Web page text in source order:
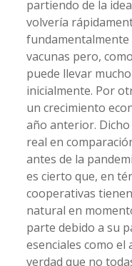
partiendo de la
volvería
fundamentalmente
vacunas pero,
puede llevar
inicialmente. Por
un crecimiento
año anterior.
real en
antes de la
es cierto que, en
cooperativas
natural en
parte debido a su
esenciales como
verdad que no